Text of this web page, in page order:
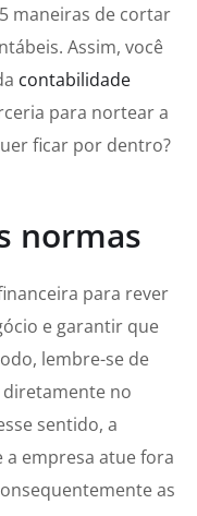
maneiras de cortar
Assim, você
contabilidade
para nortear a
ficar por dentro?
normas
para rever
e garantir que
lembre-se de
no
sentido, a
empresa atue fora
as